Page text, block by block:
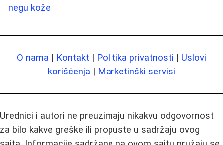
negu kože
O nama | Kontakt | Politika privatnosti | Uslovi
korišćenja | Marketinški servisi
Urednici i autori ne preuzimaju nikakvu odgovornost
za bilo kakve greške ili propuste u sadržaju ovog